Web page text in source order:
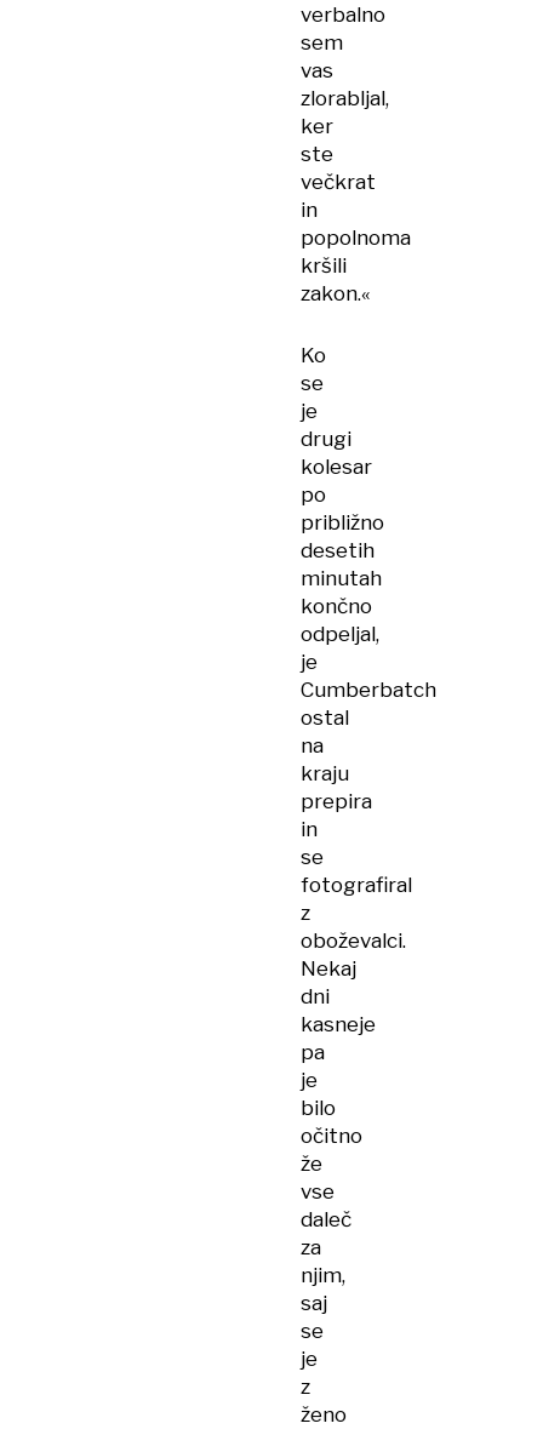
verbalno
sem
vas
zlorabljal,
ker
ste
večkrat
in
popolnoma
kršili
zakon.«
Ko
se
je
drugi
kolesar
po
približno
desetih
minutah
končno
odpeljal,
je
Cumberbatch
ostal
na
kraju
prepira
in
se
fotografiral
z
oboževalci.
Nekaj
dni
kasneje
pa
je
bilo
očitno
že
vse
daleč
za
njim,
saj
se
je
z
ženo